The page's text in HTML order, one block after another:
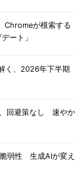
Chromeが模索する
ート」
く、2026年下半期
回避策なし 速やか
弱性 生成AIが変え